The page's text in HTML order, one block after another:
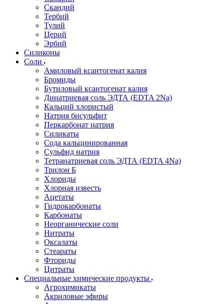
Скандий
Тербий
Тулий
Церий
Эрбий
Силиконы
Соли
Амиловый ксантогенат калия
Бромиды
Бутиловый ксантогенат калия
Динатриевая соль ЭДТА (EDTA 2Na)
Кальций хлористый
Натрия бисульфит
Перкарбонат натрия
Силикаты
Сода кальцинированная
Сульфид натрия
Тетранатриевая соль ЭДТА (EDTA 4Na)
Трилон Б
Хлориды
Хлорная известь
Ацетаты
Гидрокарбонаты
Карбонаты
Неорганические соли
Нитраты
Оксалаты
Стеараты
Фториды
Цитраты
Специальные химические продукты
Агрохимикаты
Акриловые эфиры